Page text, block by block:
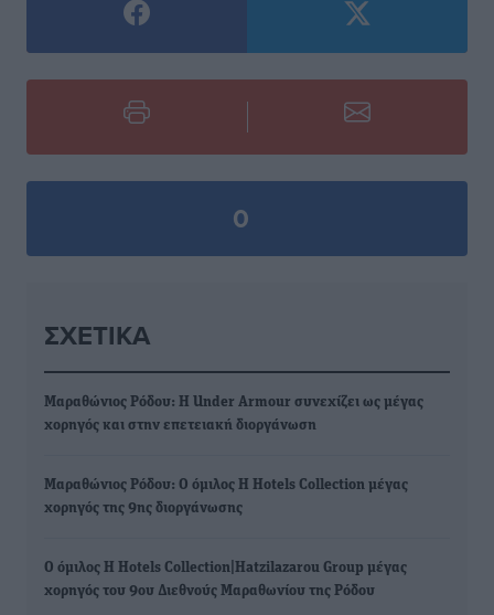
0
ΣΧΕΤΙΚΆ
Μαραθώνιος Ρόδου: Η Under Armour συνεχίζει ως μέγας
χορηγός και στην επετειακή διοργάνωση
Μαραθώνιος Ρόδου: O όμιλος H Hotels Collection μέγας
χορηγός της 9ης διοργάνωσης
Ο όμιλος H Hotels Collection|Hatzilazarou Group μέγας
χορηγός του 9ου Διεθνούς Μαραθωνίου της Ρόδου